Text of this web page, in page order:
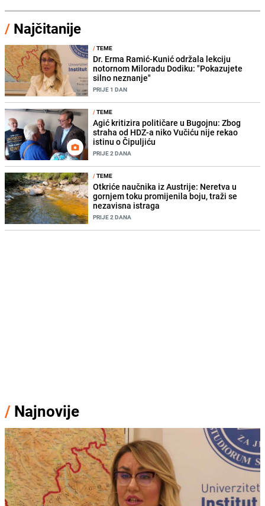
/ Najčitanije
/TEME
Dr. Erma Ramić-Kunić održala lekciju
notornom Miloradu Dodiku: "Pokazujete
silno neznanje"
PRIJE 1 DAN
/TEME
Agić kritizira političare u Bugojnu: Zbog
straha od HDZ-a niko Vučiću nije rekao
istinu o Čipuljiću
PRIJE 2 DANA
/TEME
Otkriće naučnika iz Austrije: Neretva u
gornjem toku promijenila boju, traži se
nezavisna istraga
PRIJE 2 DANA
/ Najnovije